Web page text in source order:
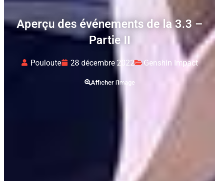
Aperçu des événements de la 3.3 –
Partie II
Pouloute 28 décembre 2022 Genshin Impact
Afficher l'image